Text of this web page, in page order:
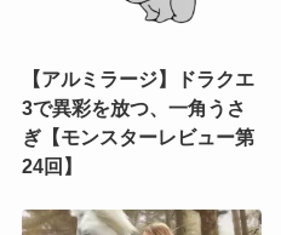
【アルミラージ】ドラクエ
3で異彩を放つ、一角うさ
ぎ【モンスターレビュー第
24回】